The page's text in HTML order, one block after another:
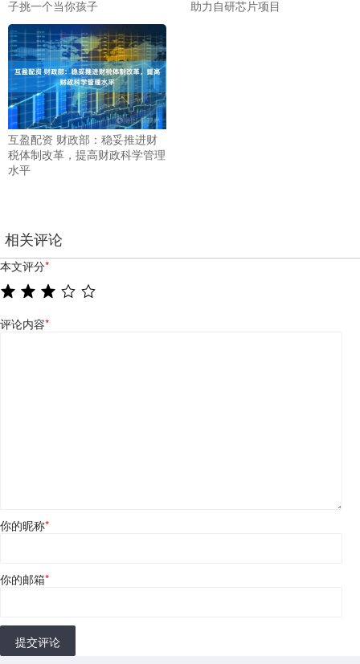
子挑一个当你孩子 助力自研芯片项目
互盈配资 财政部：稳妥推进财
税体制改革，提高财政科学管理
水平
相关评论
本文评分*
评论内容*
你的昵称*
你的邮箱*
提交评论